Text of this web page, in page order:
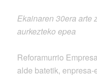
Ekainaren 30era arte
aurkezteko epea
Reforamurrio
alde batetik,